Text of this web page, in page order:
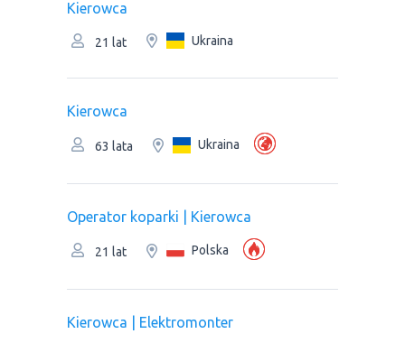
Kierowca
21 lat Ukraina
Kierowca
63 lata Ukraina
Operator koparki | Kierowca
21 lat Polska
Kierowca | Elektromonter